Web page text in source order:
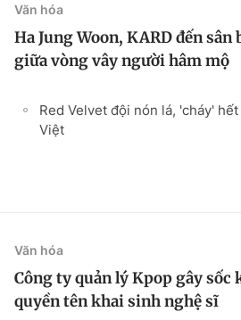
Văn hóa
Ha Jung Woon, KARD đến sân
giữa vòng vây người hâm mộ
Red Velvet đội nón lá, 'cháy'
Việt
Văn hóa
Công ty quản lý Kpop gây sốc
quyền tên khai sinh nghệ sĩ